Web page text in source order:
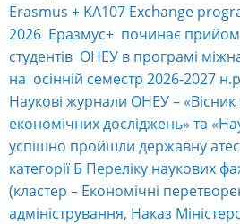
Erasmus + KA107 Exchange
2026 Еразмус+ починає прийом
студентів ОНЕУ в програмі
на осінній семестр 2026-2027
Наукові журнали ОНЕУ – «Вісник
економічних досліджень» та
успішно пройшли державну
категорії Б Переліку наукових
(кластер – Економічні
адміністрування, Наказ